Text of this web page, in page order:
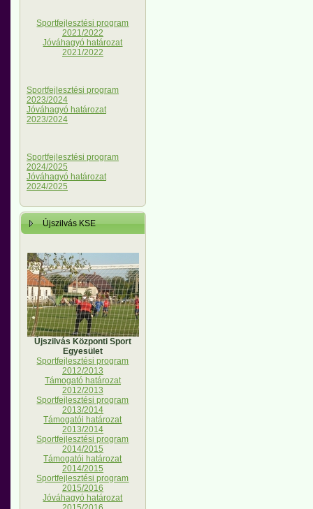
Sportfejlesztési program
2021/2022
Jóváhagyó határozat
2021/2022
Sportfejlesztési program
2023/2024
Jóváhagyó határozat
2023/2024
Sportfejlesztési program
2024/2025
Jóváhagyó határozat
2024/2025
Újszilvás KSE
Újszilvás Központi Sport
Egyesület
Sportfejlesztési program
2012/2013
Támogató határozat
2012/2013
Sportfejlesztési program
2013/2014
Támogatói határozat
2013/2014
Sportfejlesztési program
2014/2015
Támogatói határozat
2014/2015
Sportfejlesztési program
2015/2016
Jóváhagyó határozat